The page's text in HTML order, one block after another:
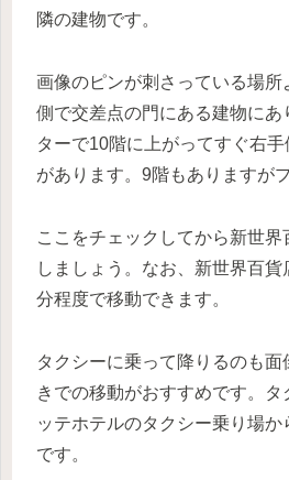
隣の建物です。
画像のピンが刺さっている場所
側で交差点の門にある建物にあ
ターで10階に上がってすぐ右
があります。9階もありますが
ここをチェックしてから新世
しましょう。なお、新世界百
分程度で移動できます。
タクシーに乗って降りるのも
きでの移動がおすすめです。タ
ッテホテルのタクシー乗り場か
です。